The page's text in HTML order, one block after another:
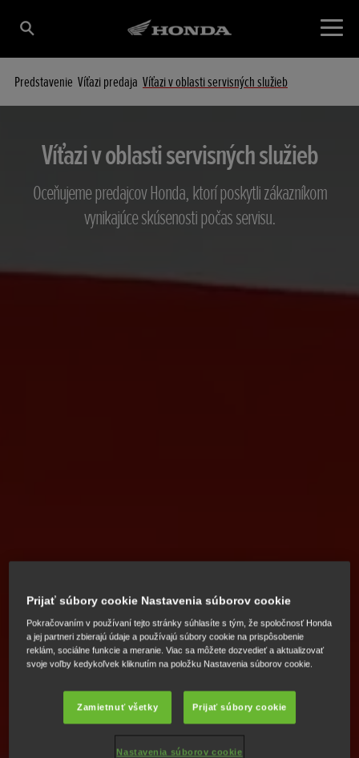
Predstavenie Víťazi predaja Víťazi v oblasti servisných služieb
Víťazi v oblasti servisných služieb
Oceňujeme predajcov Honda, ktorí poskytli zákazníkom
vynikajúce skúsenosti počas servisu.
Prijať súbory cookie Nastavenia súborov cookie
Pokračovaním v používaní tejto stránky súhlasíte s tým, že spoločnosť Honda
a jej partneri zbierajú údaje a používajú súbory cookie na prispôsobenie
reklám, sociálne funkcie a meranie. Viac sa môžete dozvedieť a aktualizovať
svoje voľby kedykoľvek kliknutím na položku Nastavenia súborov cookie.
Zamietnuť všetky Prijať súbory cookie
Nastavenia súborov cookie